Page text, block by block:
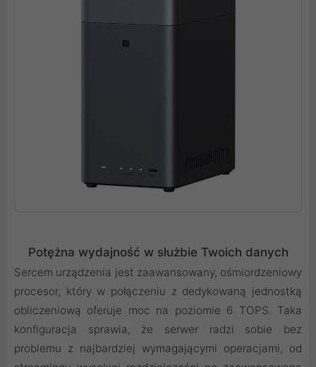
Potężna wydajność w służbie Twoich danych
Sercem urządzenia jest zaawansowany, ośmiordzeniowy
procesor, który w połączeniu z dedykowaną jednostką
obliczeniową oferuje moc na poziomie 6 TOPS. Taka
konfiguracja sprawia, że serwer radzi sobie bez
problemu z najbardziej wymagającymi operacjami, od